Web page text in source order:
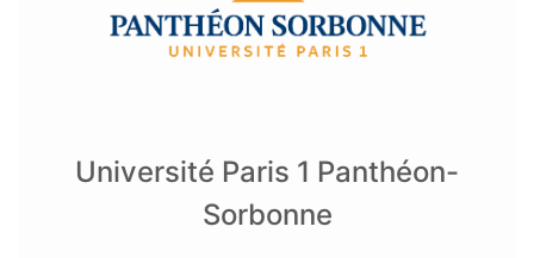
Université Paris 1 Panthéon-
Sorbonne